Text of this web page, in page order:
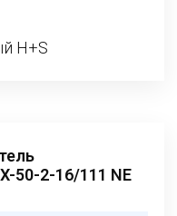
H+S
50-2-16/111 NE